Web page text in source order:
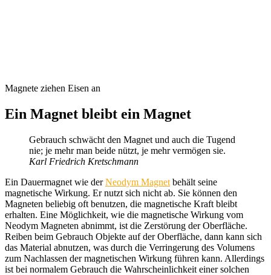
Magnete ziehen Eisen an
Ein Magnet bleibt ein Magnet
Gebrauch schwächt den Magnet und auch die Tugend
nie; je mehr man beide nützt, je mehr vermögen sie.
Karl Friedrich Kretschmann
Ein Dauermagnet wie derNeodym Magnet behält seine
magnetische Wirkung. Er nutzt sich nicht ab. Sie können den
Magneten beliebig oft benutzen, die magnetische Kraft bleibt
erhalten. Eine Möglichkeit, wie die magnetische Wirkung vom
Neodym Magneten abnimmt, ist die Zerstörung der Oberfläche.
Reiben beim Gebrauch Objekte auf der Oberfläche, dann kann sich
das Material abnutzen, was durch die Verringerung des Volumens
zum Nachlassen der magnetischen Wirkung führen kann. Allerdings
ist bei normalem Gebrauch die Wahrscheinlichkeit einer solchen